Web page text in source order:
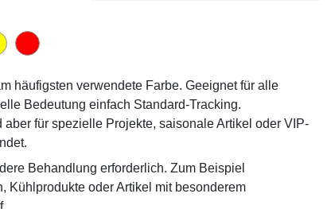
häufigsten verwendete Farbe. Geeignet für alle
Bedeutung einfach Standard-Tracking.
aber für spezielle Projekte, saisonale Artikel oder VIP-
Behandlung erforderlich. Zum Beispiel
Kühlprodukte oder Artikel mit besonderem